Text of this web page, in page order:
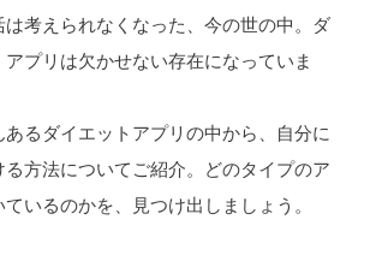
考えられなくなった、今の世の中。ダ
プリは欠かせない存在になっていま
るダイエットアプリの中から、自分に
方法についてご紹介。どのタイプのア
いるのかを、見つけ出しましょう。